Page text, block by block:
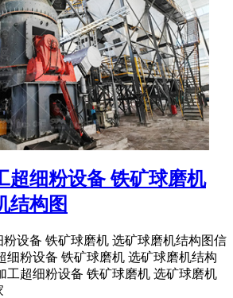
超细粉设备 铁矿球磨机
结构图
设备 铁矿球磨机 选矿球磨机结构图信
细粉设备 铁矿球磨机 选矿球磨机结构
工超细粉设备 铁矿球磨机 选矿球磨机